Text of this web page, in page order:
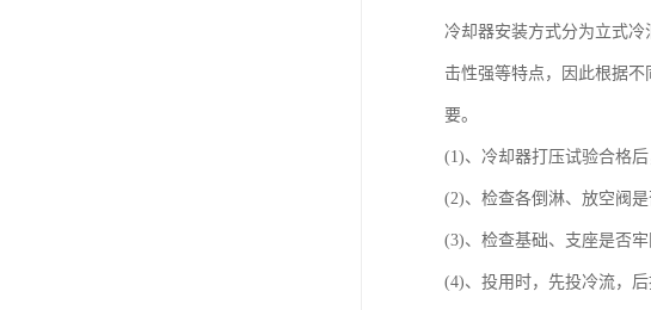
冷却器安装方式分为立式
击性强等特点，因此根据
要。
(1)、冷却器打压试验合格
(2)、检查各倒淋、放空阀
(3)、检查基础、支座是否
(4)、投用时，先投冷流，后